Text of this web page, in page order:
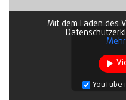
Mit dem Laden des
YouTube